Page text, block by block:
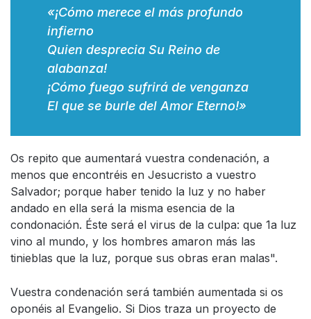
«¡Cómo merece el más profundo
infierno
Quien desprecia Su Reino de
alabanza!
¡Cómo fuego sufrirá de venganza
El que se burle del Amor Eterno!»
Os repito que aumentará vuestra condenación, a
menos que encontréis en Jesucristo a vuestro
Salvador; porque haber tenido la luz y no haber
andado en ella será la misma esencia de la
condonación. Éste será el virus de la culpa: que 1a luz
vino al mundo, y los hombres amaron más las
tinieblas que la luz, porque sus obras eran malas".
Vuestra condenación será también aumentada si os
oponéis al Evangelio. Si Dios traza un proyecto de